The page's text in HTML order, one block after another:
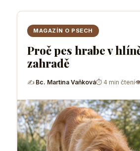
MAGAZÍN O PSECH
Proč pes hrabe v
zahradě
✍ Bc. Martina Vaňková⏱ 4 min čtení